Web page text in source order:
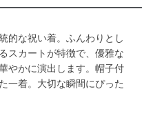
的な祝い着。ふんわりとし
スカートが特徴で、優雅な
やかに演出します。帽子付
一着。大切な瞬間にぴった